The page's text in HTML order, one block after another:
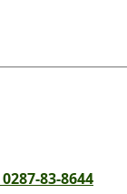
0287-83-8644